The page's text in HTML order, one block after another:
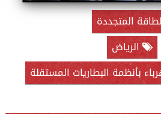
المتجددة
الرياض
بأنظمة البطاريات المستقلة